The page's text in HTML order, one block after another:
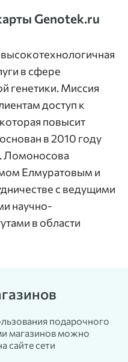
Genotek.ru
в сфере
генетики. Миссия
доступ к
повысит
в 2010 году
Ломоносова
Елмуратовым и
с ведущими
научно-
в области
подарочного
магазинов можно
сайте сети